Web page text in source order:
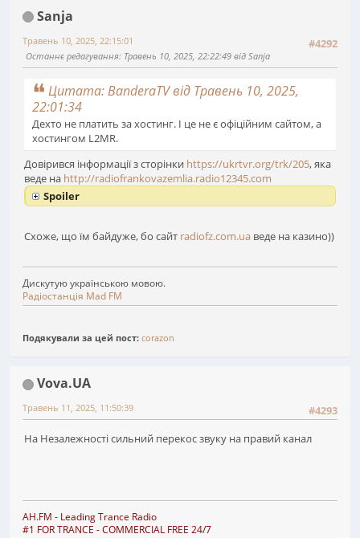
Sanja
#4292
Травень 10, 2025, 22:15:01
Останнє редагування: Травень 10, 2025, 22:22:49 від Sanja
Цитата: BanderaTV від Травень 10, 2025,
22:01:34
Дехто не платить за хостинг. І це не є офіційним сайтом, а
хостингом L2MR.
Довірився інформації з сторінки https://ukrtvr.org/trk/205, яка
веде на http://radiofrankovazemlia.radio12345.com
Spoiler
Схоже, що їм байдуже, бо сайт radiofz.com.ua веде на казино))
Дискутую українською мовою.
Радіостанція Mad FM
Подякували за цей пост: corazon
Vova.UA
#4293
Травень 11, 2025, 11:50:39
На Незалежності сильний перекос звуку на правий канал
AH.FM - Leading Trance Radio
#1 FOR TRANCE - COMMERCIAL FREE 24/7